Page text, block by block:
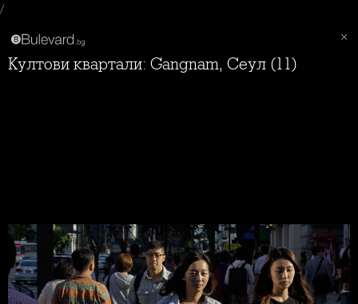
/
Култови квартали: Gangnam, Сеул (11)